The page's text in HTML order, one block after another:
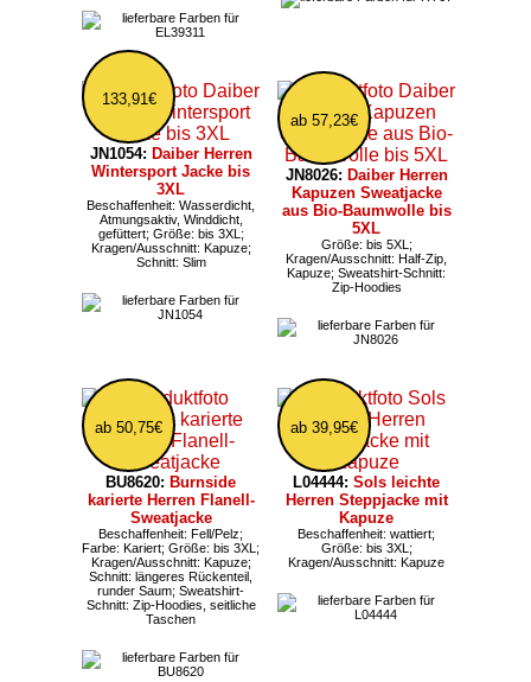
133,91€
JN1054: Daiber Herren
Wintersport Jacke bis
3XL
Beschaffenheit: Wasserdicht,
Atmungsaktiv, Winddicht,
gefüttert; Größe: bis 3XL;
Kragen/Ausschnitt: Kapuze;
Schnitt: Slim
ab 57,23€
JN8026: Daiber Herren
Kapuzen Sweatjacke
aus Bio-Baumwolle bis
5XL
Größe: bis 5XL;
Kragen/Ausschnitt: Half-Zip,
Kapuze; Sweatshirt-Schnitt:
Zip-Hoodies
ab 50,75€
BU8620: Burnside
karierte Herren Flanell-
Sweatjacke
Beschaffenheit: Fell/Pelz;
Farbe: Kariert; Größe: bis 3XL;
Kragen/Ausschnitt: Kapuze;
Schnitt: längeres Rückenteil,
runder Saum; Sweatshirt-
Schnitt: Zip-Hoodies, seitliche
Taschen
ab 39,95€
L04444: Sols leichte
Herren Steppjacke mit
Kapuze
Beschaffenheit: wattiert;
Größe: bis 3XL;
Kragen/Ausschnitt: Kapuze